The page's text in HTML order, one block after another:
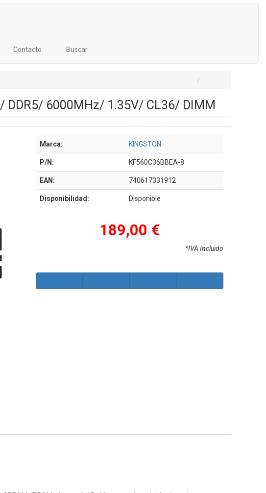
Contacto Buscar
DDR5/ 6000MHz/ 1.35V/ CL36/ DIMM
Marca: KINGSTON
P/N: KF560C36BBEA-8
EAN: 740617331912
Disponibilidad: Disponible
189,00 €
*IVA Incluido